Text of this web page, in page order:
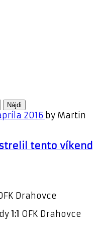
2016 by Martin
strelil tento víkend
Drahovce
1:1 OFK Drahovce